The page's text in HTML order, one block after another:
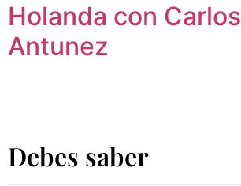
Holanda con Carlos
Antunez
Debes saber